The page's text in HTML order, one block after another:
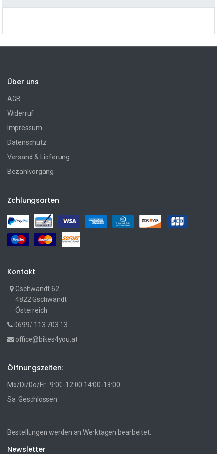
Über uns
AGB
Widerruf
Impressum
Datenschutz
Versand & Lieferung
Bezahlvorgang
Zahlungsarten
Kontakt
Gschwandt 62
4822 Gschwandt
Österreich
0699/ 113 703 13
office@bikes4you.at
Öffnungszeiten:
Mo/Di/Do/Fr: 9:00-12:00 14:00-18:00
Sa: Geschlossen
Bestellungen werden an Werktagen bearbeitet.
Newsletter